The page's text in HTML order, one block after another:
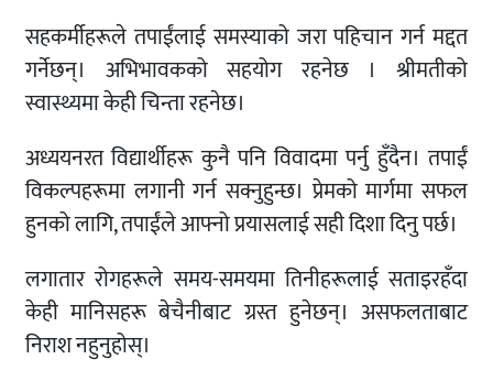
सहकर्मीहरूले तपाईंलाई समस्याको जरा पहिचान गर्न मद्दत
गर्नेछन्। अभिभावकको सहयोग रहनेछ । श्रीमतीको
स्वास्थ्यमा केही चिन्ता रहनेछ।
अध्ययनरत विद्यार्थीहरू कुनै पनि विवादमा पर्नु हुँदैन। तपाईं
विकल्पहरूमा लगानी गर्न सक्नुहुन्छ। प्रेमको मार्गमा सफल
हुनको लागि, तपाईंले आफ्नो प्रयासलाई सही दिशा दिनु पर्छ।
लगातार रोगहरूले समय-समयमा तिनीहरूलाई सताइरहँदा
केही मानिसहरू बेचैनीबाट ग्रस्त हुनेछन्। असफलताबाट
निराश नहुनुहोस्।